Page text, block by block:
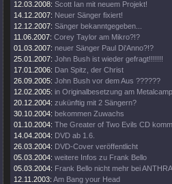
12.03.2008: Scott Ian mit neuem Projekt!
14.12.2007: Neuer Sänger fixiert!
12.12.2007: Sänger bekanntgegeben...
11.06.2007: Corey Taylor am Mikro?!?
01.03.2007: neuer Sänger Paul Di'Anno?!?
25.01.2007: John Bush ist wieder gefragt!!!!!!!
17.01.2006: Dan Spitz, der Christ
26.09.2005: John Bush vor dem Aus ??????
12.02.2005: in Originalbesetzung am Metalcamp
20.12.2004: zukünftig mit 2 Sängern?
30.10.2004: bekommen Zuwachs
01.10.2004: The Greater of Two Evils CD
14.04.2004: DVD ab 1.6.
26.03.2004: DVD-Cover veröffentlicht
05.03.2004: weitere Infos zu Frank Bello
05.03.2004: Frank Bello nicht mehr bei
12.11.2003: Am Bang your Head